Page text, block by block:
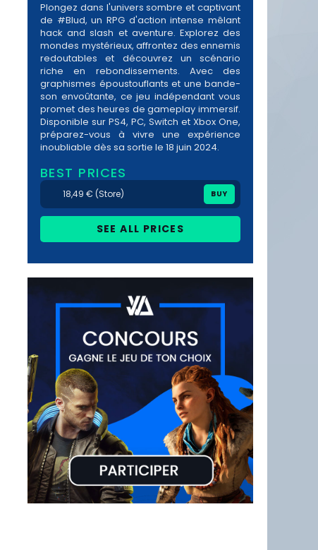
Plongez dans l'univers sombre et captivant
de #Blud, un RPG d'action intense mêlant
hack and slash et aventure. Explorez des
mondes mystérieux, affrontez des ennemis
redoutables et découvrez un scénario
riche en rebondissements. Avec des
graphismes époustouflants et une bande-
son envoûtante, ce jeu indépendant vous
promet des heures de gameplay immersif.
Disponible sur PS4, PC, Switch et Xbox One,
préparez-vous à vivre une expérience
inoubliable dès sa sortie le 18 juin 2024.
BEST PRICES
18,49 € (Store) BUY
SEE ALL PRICES